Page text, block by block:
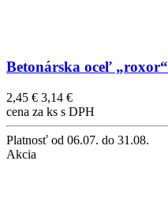
Betonárska oceľ „roxor“
2,45 € 3,14 €
cena za ks s DPH
Platnosť od 06.07. do 31.08.
Akcia